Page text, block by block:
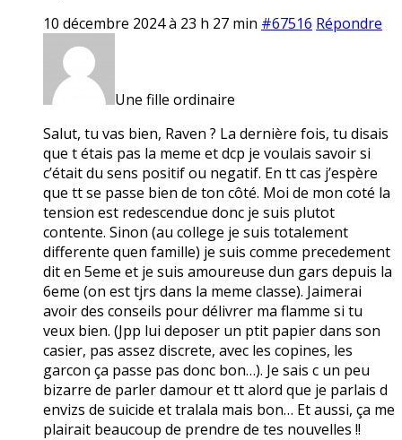
10 décembre 2024 à 23 h 27 min #67516 Répondre
Une fille ordinaire
Salut, tu vas bien, Raven ? La dernière fois, tu disais
que t étais pas la meme et dcp je voulais savoir si
c’était du sens positif ou negatif. En tt cas j’espère
que tt se passe bien de ton côté. Moi de mon coté la
tension est redescendue donc je suis plutot
contente. Sinon (au college je suis totalement
differente quen famille) je suis comme precedement
dit en 5eme et je suis amoureuse dun gars depuis la
6eme (on est tjrs dans la meme classe). Jaimerai
avoir des conseils pour délivrer ma flamme si tu
veux bien. (Jpp lui deposer un ptit papier dans son
casier, pas assez discrete, avec les copines, les
garcon ça passe pas donc bon…). Je sais c un peu
bizarre de parler damour et tt alord que je parlais d
envizs de suicide et tralala mais bon… Et aussi, ça me
plairait beaucoup de prendre de tes nouvelles !!